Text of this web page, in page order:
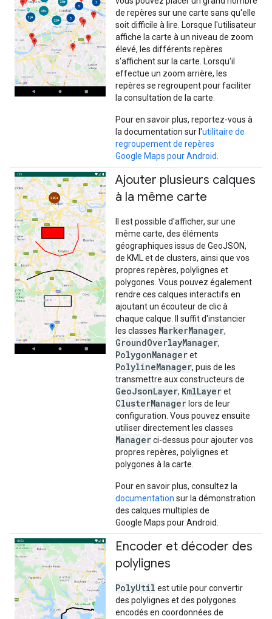
de repères sur une carte sans qu'elle
soit difficile à lire. Lorsque l'utilisateur
affiche la carte à un niveau de zoom
élevé, les différents repères
s'affichent sur la carte. Lorsqu'il
effectue un zoom arrière, les
repères se regroupent pour faciliter
la consultation de la carte.
Pour en savoir plus, reportez-vous à
la documentation sur l'utilitaire de
regroupement de repères
Google Maps pour Android
Ajouter plusieurs calques
à la même carte
Il est possible d'afficher, sur une
même carte, des éléments
géographiques issus de GeoJSON,
de KML et de clusters, ainsi que vos
propres repères, polylignes et
polygones. Vous pouvez également
rendre ces calques interactifs en
ajoutant un écouteur de clic à
chaque calque. Il suffit d'instancier
les classes MarkerManager,
GroundOverlayManager,
PolygonManageret
PolylineManager, puis de les
transmettre aux constructeurs de
GeoJsonLayer, KmlLayeret
ClusterManager lors de leur
configuration. Vous pouvez ensuite
utiliser directement les classes
Managerci-dessus pour ajouter vos
propres repères, polylignes et
polygones à la carte.
Pour en savoir plus, consultez la
documentation sur la démonstration
des calques multiples de
Google Maps pour Android.
Encoder et décoder des
polylignes
PolyUtil est utile pour convertir
des polylignes et des polygones
encodés en coordonnées de